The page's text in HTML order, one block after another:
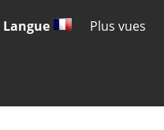
Langue Plus vues